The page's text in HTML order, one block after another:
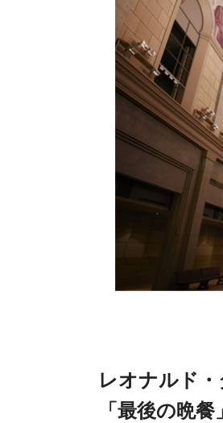
レオナルド
「最後の晩